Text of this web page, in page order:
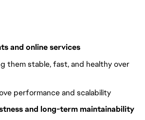
and online services
them stable, fast, and healthy over
performance and scalability
and long-term maintainability